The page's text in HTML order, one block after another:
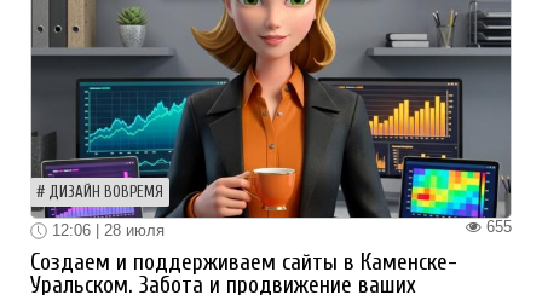
ДИЗАЙН ВОВРЕМЯ
655
12:06 | 28 июля
Создаем и поддерживаем сайты в Каменске-
Уральском. Забота и продвижение ваших